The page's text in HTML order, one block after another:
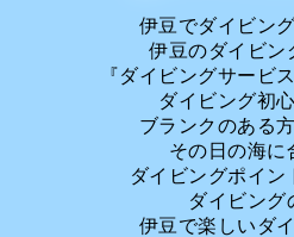
伊豆でダイビン
伊豆のダイビン
『ダイビングサービ
ダイビング初
ブランクのある
その日の海に
ダイビングポイン
ダイビング
伊豆で楽しいダ